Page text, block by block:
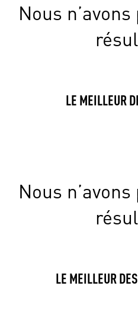
Nous
LE MEILLEUR
Nous
LE MEILLEUR